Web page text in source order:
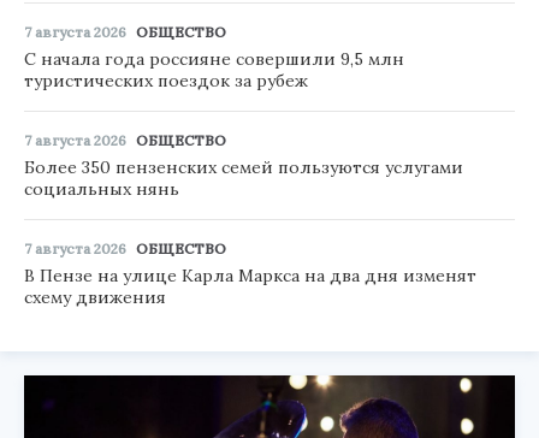
7 августа 2026 ОБЩЕСТВО
С начала года россияне совершили 9,5 млн
туристических поездок за рубеж
7 августа 2026 ОБЩЕСТВО
Более 350 пензенских семей пользуются услугами
социальных нянь
7 августа 2026 ОБЩЕСТВО
В Пензе на улице Карла Маркса на два дня изменят
схему движения